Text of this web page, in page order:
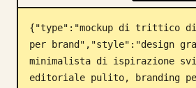
Blog
Aggiornamenti
{"type":"mockup di trittico di
per brand","style":"design
minimalista di ispirazione
editoriale pulito, branding